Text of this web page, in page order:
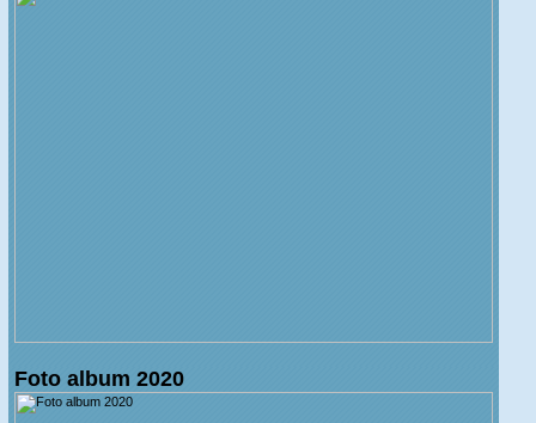
Foto album 2020